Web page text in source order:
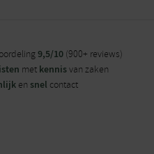
9,5/10 (900+ reviews)
met kennisvan zaken
en snel contact